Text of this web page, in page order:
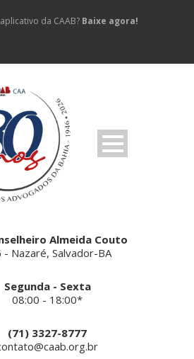
da CAAB? Baixe agora!
Almeida Couto
- Nazaré, Salvador-BA
Segunda - Sexta
08:00 - 18:00*
(71) 3327-8777